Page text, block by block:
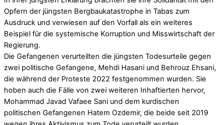
Opfern der jüngsten Bergbaukatastrophe in Tabas zum
Ausdruck und verwiesen auf den Vorfall als ein weiteres
Beispiel für die systemische Korruption und Misswirtschaft der
Regierung.
Die Gefangenen verurteilten die jüngsten Todesurteile gegen
zwei politische Gefangene, Mehdi Hasani und Behrouz Ehsani,
die während der Proteste 2022 festgenommen wurden. Sie
hoben auch die Fälle von zwei weiteren Inhaftierten hervor,
Mohammad Javad Vafaee Sani und dem kurdischen
politischen Gefangenen Hatem Ozdemir, die beide seit 2019